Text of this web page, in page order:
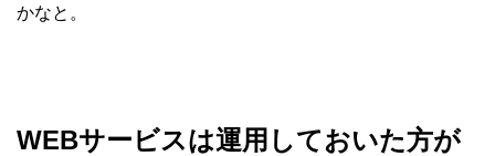
かなと。
WEBサービスは運用しておいた方が